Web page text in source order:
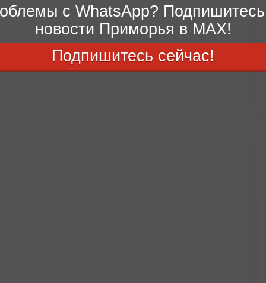
с WhatsApp?
новости Приморья в MAX!
Подпишитесь сейчас!